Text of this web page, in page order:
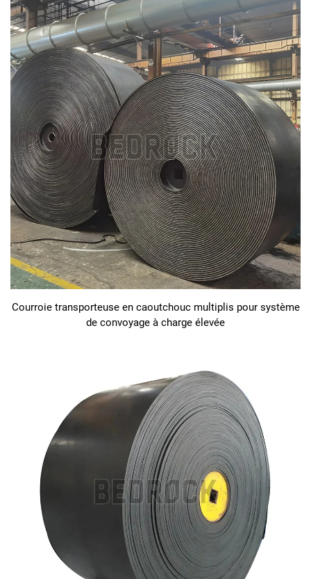
Courroie transporteuse en caoutchouc multiplis pour système
de convoyage à charge élevée